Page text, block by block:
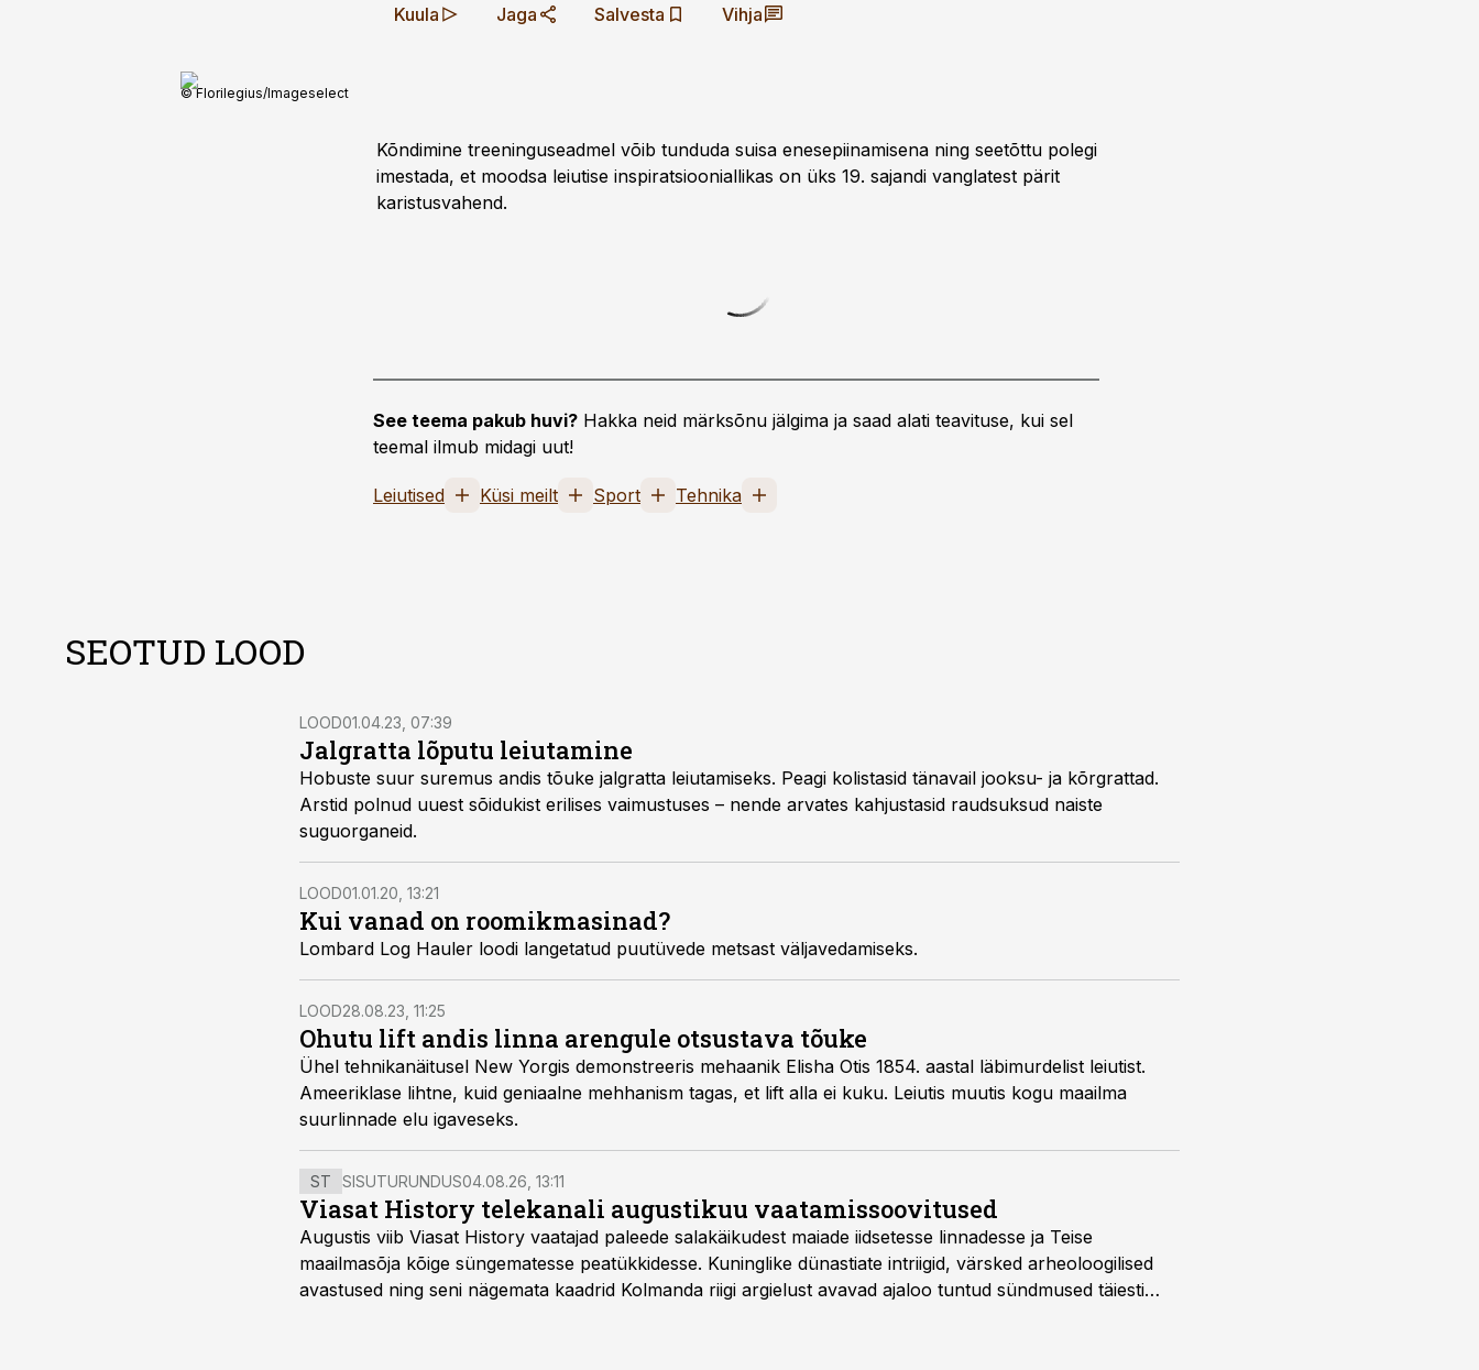
Kuula Jaga Salvesta Vihja
© Florilegius/Imageselect
Kõndimine treeninguseadmel võib tunduda suisa enese­piinamisena ning seetõttu polegi
imestada, et moodsa leiutise inspiratsiooniallikas on üks 19. sajandi vanglatest pärit
karistusvahend.
See teema pakub huvi? Hakka neid märksõnu jälgima ja saad alati teavituse, kui sel
teemal ilmub midagi uut!
Leiutised Küsi meilt Sport Tehnika
SEOTUD LOOD
LOOD01.04.23, 07:39
Jalgratta lõputu leiutamine
Hobuste suur suremus andis tõuke jalgratta leiutamiseks. Peagi kolistasid tänavail jooksu- ja kõrgrattad.
Arstid polnud uuest sõidukist erilises vaimustuses – nende arvates kahjustasid raudsuksud naiste
suguorganeid.
LOOD01.01.20, 13:21
Kui vanad on roomikmasinad?
Lombard Log Hauler loodi langetatud puutüvede metsast väljavedamiseks.
LOOD28.08.23, 11:25
Ohutu lift andis linna arengule otsustava tõuke
Ühel tehnikanäitusel New Yorgis demonstreeris mehaanik Elisha Otis 1854. aastal läbimurdelist leiutist.
Ameeriklase lihtne, kuid geniaalne mehhanism tagas, et lift alla ei kuku. Leiutis muutis kogu maailma
suurlinnade elu igaveseks.
ST SISUTURUNDUS04.08.26, 13:11
Viasat History telekanali augustikuu vaatamissoovitused
Augustis viib Viasat History vaatajad paleede salakäikudest maiade iidsetesse linnadesse ja Teise
maailmasõja kõige süngematesse peatükkidesse. Kuninglike dünastiate intriigid, värsked arheoloogilised
avastused ning seni nägemata kaadrid Kolmanda riigi argielust avavad ajaloo tuntud sündmused täiesti